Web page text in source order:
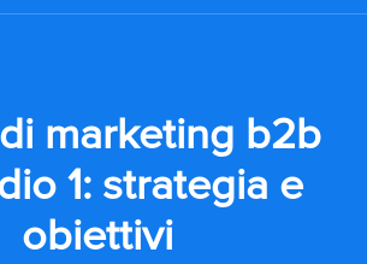
marketing b2b
1: strategia e
obiettivi